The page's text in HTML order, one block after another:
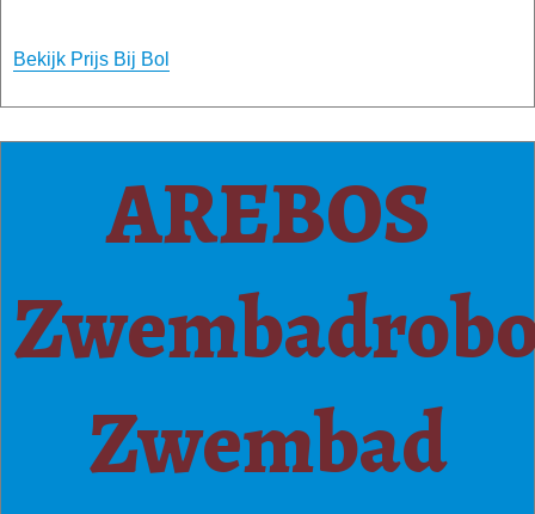
Bekijk Prijs Bij Bol
AREBOS
Zwembad